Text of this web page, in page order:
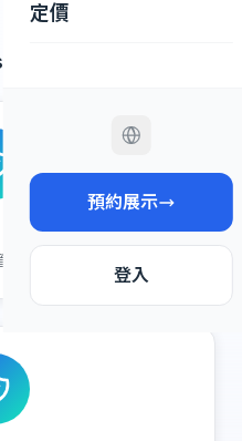
定價
預約展示
登入
safeguards
27001
理框架